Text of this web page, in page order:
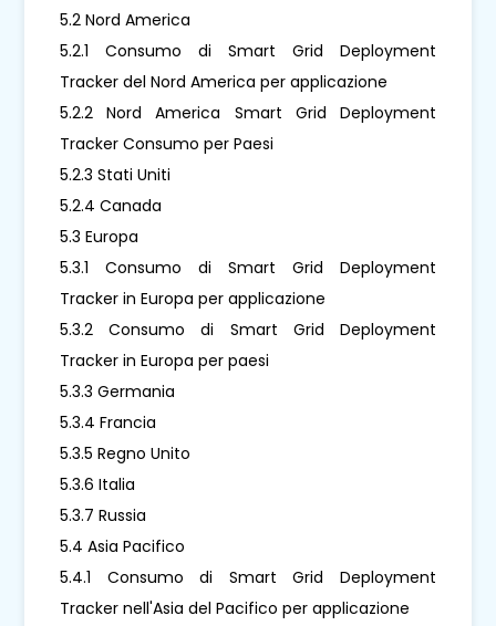
5.2 Nord America
5.2.1 Consumo di Smart Grid Deployment
Tracker del Nord America per applicazione
5.2.2 Nord America Smart Grid Deployment
Tracker Consumo per Paesi
5.2.3 Stati Uniti
5.2.4 Canada
5.3 Europa
5.3.1 Consumo di Smart Grid Deployment
Tracker in Europa per applicazione
5.3.2 Consumo di Smart Grid Deployment
Tracker in Europa per paesi
5.3.3 Germania
5.3.4 Francia
5.3.5 Regno Unito
5.3.6 Italia
5.3.7 Russia
5.4 Asia Pacifico
5.4.1 Consumo di Smart Grid Deployment
Tracker nell'Asia del Pacifico per applicazione